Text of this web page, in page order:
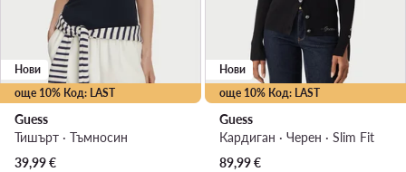
още 10% Код: LAST
Нови
Guess
Тишърт · Тъмносин
39,99€
още 10% Код: LAST
Нови
Guess
Кардиган · Черен · Slim Fit
89,99€